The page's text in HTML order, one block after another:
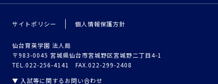
サイトポリシー 個人情報保護方針
仙台育英学園 法人局
〒983-0045 宮城県仙台市宮城野区宮城野二丁目4-1
TEL.022-256-4141 FAX.022-299-2408
▼ 入試等に関するお問い合わせ